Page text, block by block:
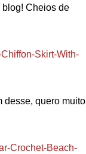
blog! Cheios de
Skirt-With-
desse, quero muito
Crochet-Beach-